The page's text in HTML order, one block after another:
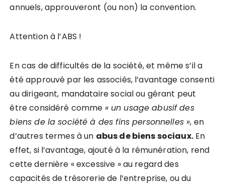
annuels, approuveront (ou non) la convention.
Attention à l’ABS !
En cas de difficultés de la société, et même s’il a
été approuvé par les associés, l’avantage consenti
au dirigeant, mandataire social ou gérant peut
être considéré comme « un usage abusif des
biens de la société à des fins personnelles », en
d’autres termes à un abus de biens sociaux.En
effet, si l’avantage, ajouté à la rémunération, rend
cette dernière « excessive » au regard des
capacités de trésorerie de l’entreprise, ou du